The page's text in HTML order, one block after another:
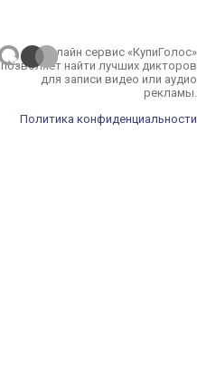
Онлайн сервис «КупиГолос»
позволяет найти лучших дикторов
для записи видео или аудио
рекламы.
Политика конфиденциальности